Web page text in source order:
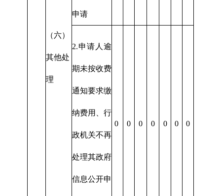
（六）
其他处
理
申请
2.申请人逾
期未按收费
通知要求缴
纳费用、行
政机关不再
处理其政府
信息公开申
0 0 0 0 0 0 0